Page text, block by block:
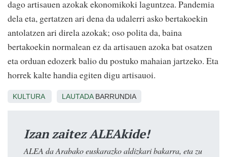
dago artisauen azokak ekonomikoki laguntzea. Pandemia
dela eta, gertatzen ari dena da udalerri asko bertakoekin
antolatzen ari direla azokak; oso polita da, baina
bertakoekin normalean ez da artisauen azoka bat osatzen
eta orduan edozerk balio du postuko mahaian jartzeko. Eta
horrek kalte handia egiten digu artisauoi.
KULTURA LAUTADABARRUNDIA
Izan zaitez ALEAkide!
ALEA da Arabako euskarazko aldizkari bakarra, eta zu